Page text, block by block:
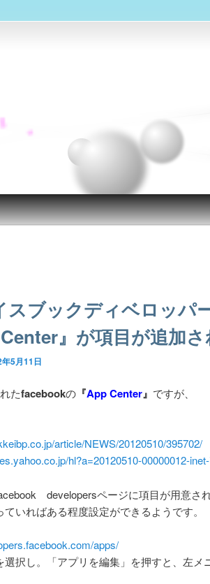
スブックディベロッパ
Center』が項目が追加
5月11日
たfacebookの 『App Center』 ですが、
article/NEWS/20120510/395702/
hl?a=20120510-00000012-
developersページに項目が用意さ
いればある程度設定ができるようです。
apps/
選択し。「アプリを編集」を押すと、左メ